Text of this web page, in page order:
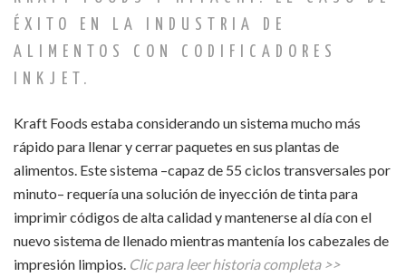
ÉXITO EN LA INDUSTRIA DE
ALIMENTOS CON CODIFICADORES
INKJET.
Kraft Foods estaba considerando un sistema mucho más
rápido para llenar y cerrar paquetes en sus plantas de
alimentos. Este sistema –capaz de 55 ciclos transversales por
minuto– requería una solución de inyección de tinta para
imprimir códigos de alta calidad y mantenerse al día con el
nuevo sistema de llenado mientras mantenía los cabezales de
impresión limpios. Clic para leer historia completa >>